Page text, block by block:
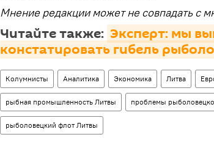
Мнение редакции может не совпадать с
Читайте также: Эксперт: мы
констатировать гибель
Колумнисты Аналитика Экономика Литва
рыбная промышленность Литвы проблемы
рыболовецкий флот Литвы